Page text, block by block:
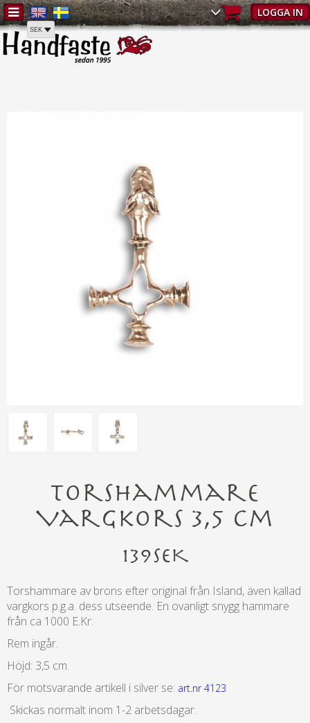
LOGGA IN
Hem/Torshammare/Torshammare - Alla hängsmycken/
Torshammare Vargkors 3,5 cm | Torshammare - brons - Torshamm
Torshammare
Vargkors 3,5 cm
139SEK
Torshammare av brons efter original från Island, även kallad
vargkors p.g.a. dess utseende. En ovanligt snygg hammare
från ca 1000 E.Kr.
Rem ingår.
Höjd: 3,5 cm.
För motsvarande artikell i silver se: art.nr 4123
Skickas normalt inom 1-2 arbetsdagar.